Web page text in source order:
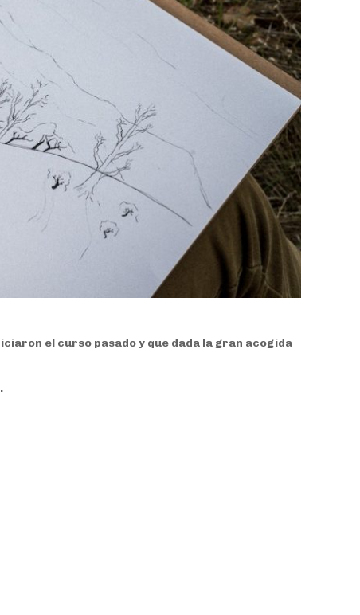
el curso pasado y que dada la gran acogida